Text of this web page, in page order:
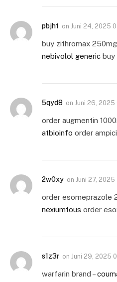
pbjht on Juni 24, 2025
buy zithromax
nebivolol generic buy
5qyd8 on Juni 26, 2025
order augmentin
atbioinfo order
2w0xy on Juni 27, 2025
order esomeprazole
nexiumtous order
s1z3r on Juni 29, 2025
warfarin brand –